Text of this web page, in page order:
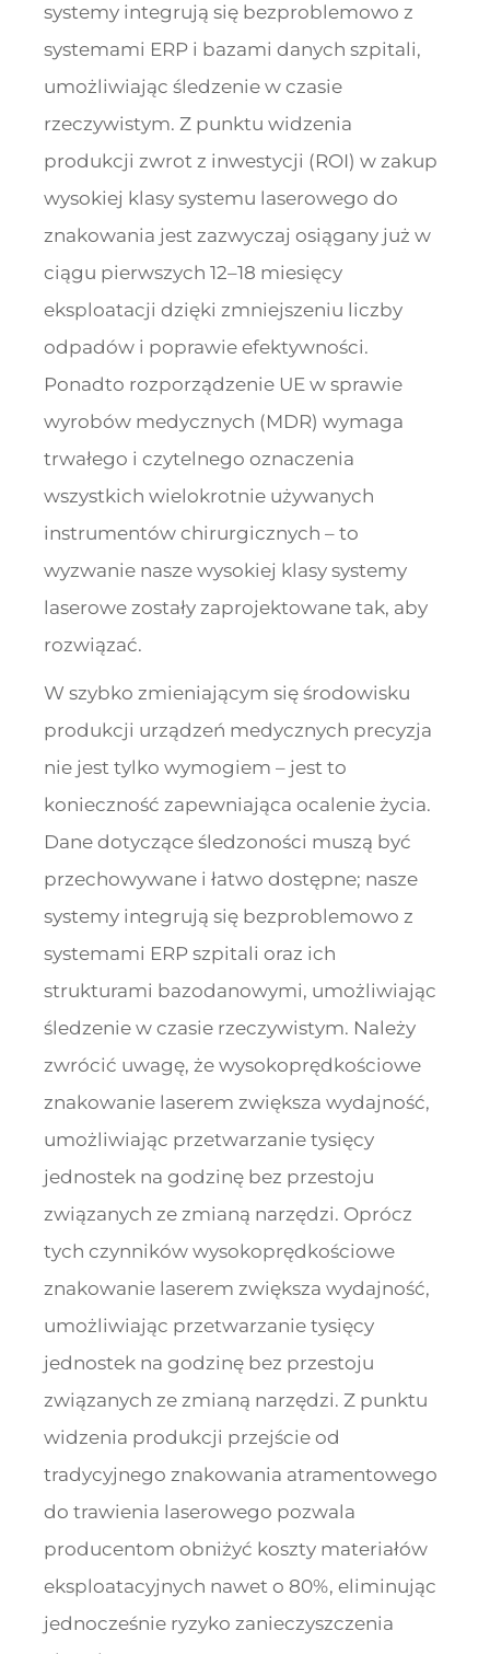
systemy integrują się bezproblemowo z
systemami ERP i bazami danych szpitali,
umożliwiając śledzenie w czasie
rzeczywistym. Z punktu widzenia
produkcji zwrot z inwestycji (ROI) w zakup
wysokiej klasy systemu laserowego do
znakowania jest zazwyczaj osiągany już w
ciągu pierwszych 12–18 miesięcy
eksploatacji dzięki zmniejszeniu liczby
odpadów i poprawie efektywności.
Ponadto rozporządzenie UE w sprawie
wyrobów medycznych (MDR) wymaga
trwałego i czytelnego oznaczenia
wszystkich wielokrotnie używanych
instrumentów chirurgicznych – to
wyzwanie nasze wysokiej klasy systemy
laserowe zostały zaprojektowane tak, aby
rozwiązać.
W szybko zmieniającym się środowisku
produkcji urządzeń medycznych precyzja
nie jest tylko wymogiem – jest to
konieczność zapewniająca ocalenie życia.
Dane dotyczące śledzoności muszą być
przechowywane i łatwo dostępne; nasze
systemy integrują się bezproblemowo z
systemami ERP szpitali oraz ich
strukturami bazodanowymi, umożliwiając
śledzenie w czasie rzeczywistym. Należy
zwrócić uwagę, że wysokoprędkościowe
znakowanie laserem zwiększa wydajność,
umożliwiając przetwarzanie tysięcy
jednostek na godzinę bez przestoju
związanych ze zmianą narzędzi. Oprócz
tych czynników wysokoprędkościowe
znakowanie laserem zwiększa wydajność,
umożliwiając przetwarzanie tysięcy
jednostek na godzinę bez przestoju
związanych ze zmianą narzędzi. Z punktu
widzenia produkcji przejście od
tradycyjnego znakowania atramentowego
do trawienia laserowego pozwala
producentom obniżyć koszty materiałów
eksploatacyjnych nawet o 80%, eliminując
jednocześnie ryzyko zanieczyszczenia